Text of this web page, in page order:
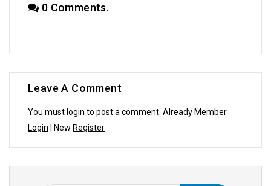
0 Comments.
Leave A Comment
You must login to post a comment. Already Member
Login | New Register